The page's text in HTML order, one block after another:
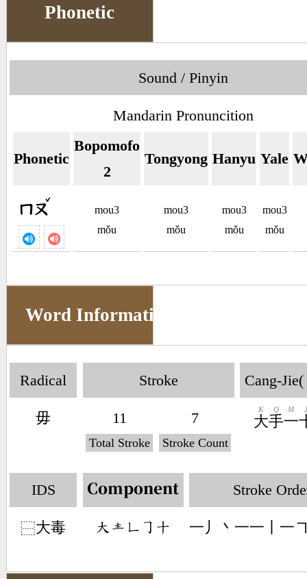
Phonetic
Sound / Pinyin
Mandarin Pronuncition
Phonetic
Bopomofo
2
Tongyong Hanyu Yale
ㄇㄡ
ˇ
mou3
mǒu
mou3
mǒu
mou3
mǒu
mou3
mǒu
Word Information
Radical
毋
Stroke
11
Total Stroke
7
Stroke Count
Cang-Jie(
大
K
手
Q
一
M
IDS
⿱大毒
Component
󶁨󶂱󶀍󶀊󶀓
Stroke
一丿丶一一丨一